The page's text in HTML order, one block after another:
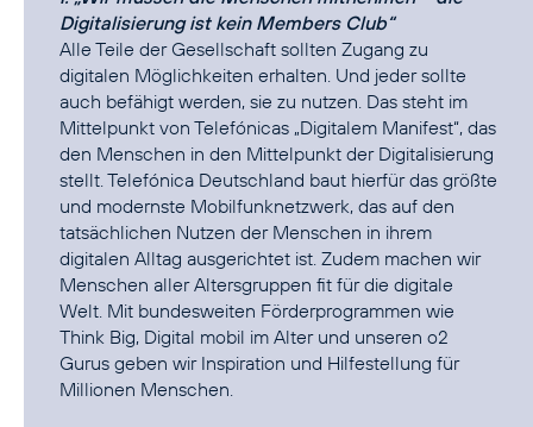
Digitalisierung ist kein Members Club“
Alle Teile der Gesellschaft sollten Zugang zu
digitalen Möglichkeiten erhalten. Und jeder sollte
auch befähigt werden, sie zu nutzen. Das steht im
Mittelpunkt von Telefónicas „Digitalem Manifest“, das
den Menschen in den Mittelpunkt der Digitalisierung
stellt. Telefónica Deutschland baut hierfür das größte
und modernste Mobilfunknetzwerk, das auf den
tatsächlichen Nutzen der Menschen in ihrem
digitalen Alltag ausgerichtet ist. Zudem machen wir
Menschen aller Altersgruppen fit für die digitale
Welt. Mit bundesweiten Förderprogrammen wie
Think Big, Digital mobil im Alter und unseren o2
Gurus geben wir Inspiration und Hilfestellung für
Millionen Menschen.